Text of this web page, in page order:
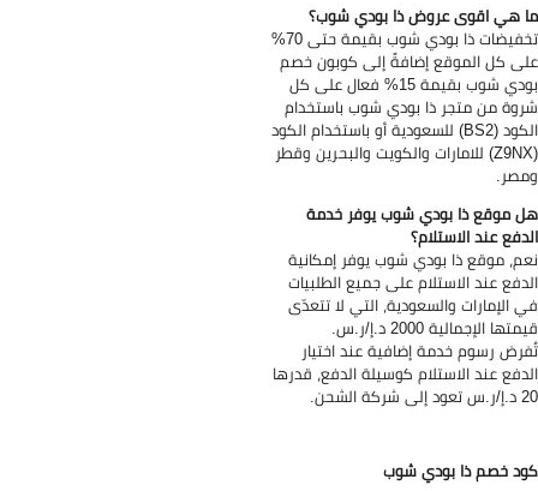
هي اقوى عروض ذا بودي شوب؟
تخفيضات ذا بودي شوب بقيمة حتى 70%
كل الموقع إضافةً إلى كوبون خصم
بودي شوب بقيمة 15% فعال على كل
من متجر ذا بودي شوب باستخدام
(BS2) للسعودية أو باستخدام الكود
(Z9NX) للامارات والكويت والبحرين وقطر
موقع ذا بودي شوب يوفر خدمة
عند الاستلام؟
موقع ذا بودي شوب يوفر إمكانية
عند الاستلام على جميع الطلبيات
الإمارات والسعودية، التي لا تتعدّى
الإجمالية 2000 د.إ/ر.س.
رسوم خدمة إضافية عند اختيار
عند الاستلام كوسيلة الدفع، قدرها
الشحن.
خصم ذا بودي شوب